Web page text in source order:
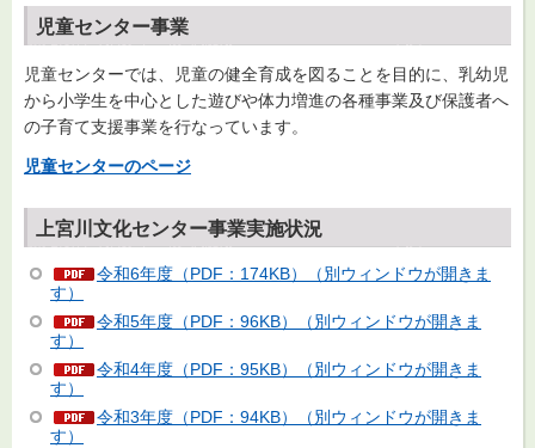
児童センター事業
児童センターでは、児童の健全育成を図ることを目的に、乳幼児
から小学生を中心とした遊びや体力増進の各種事業及び保護者へ
の子育て支援事業を行なっています。
児童センターのページ
上宮川文化センター事業実施状況
令和6年度（PDF：174KB）（別ウィンドウが開きま
す）
令和5年度（PDF：96KB）（別ウィンドウが開きま
す）
令和4年度（PDF：95KB）（別ウィンドウが開きま
す）
令和3年度（PDF：94KB）（別ウィンドウが開きま
す）